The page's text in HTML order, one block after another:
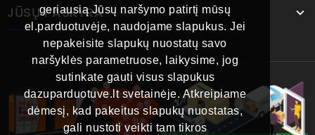
geriausią Jūsų naršymo patirtį mūsų
el.parduotuvėje, naudojame slapukus. Jei
nepakeisite slapukų nuostatų savo
naršyklės parametruose, laikysime, jog
sutinkate gauti visus slapukus
dazuparduotuve.lt svetainėje. Atkreipiame
dėmesį, kad pakeitus slapukų nuostatas,
gali nustoti veikti tam tikros
JŪSŲ PASKYRA